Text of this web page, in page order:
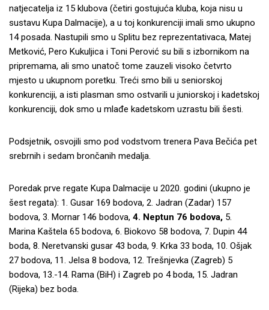
natjecatelja iz 15 klubova (četiri gostujuća kluba, koja nisu u
sustavu Kupa Dalmacije), a u toj konkurenciji imali smo ukupno
14 posada. Nastupili smo u Splitu bez reprezentativaca, Matej
Metković, Pero Kukuljica i Toni Perović su bili s izbornikom na
pripremama, ali smo unatoč tome zauzeli visoko četvrto
mjesto u ukupnom poretku. Treći smo bili u seniorskoj
konkurenciji, a isti plasman smo ostvarili u juniorskoj i kadetskoj
konkurenciji, dok smo u mlađe kadetskom uzrastu bili šesti.
Podsjetnik, osvojili smo pod vodstvom trenera Pava Bečića pet
srebrnih i sedam brončanih medalja.
Poredak prve regate Kupa Dalmacije u 2020. godini (ukupno je
šest regata): 1. Gusar 169 bodova, 2. Jadran (Zadar) 157
bodova, 3. Mornar 146 bodova, 4. Neptun 76 bodova, 5.
Marina Kaštela 65 bodova, 6. Biokovo 58 bodova, 7. Dupin 44
boda, 8. Neretvanski gusar 43 boda, 9. Krka 33 boda, 10. Ošjak
27 bodova, 11. Jelsa 8 bodova, 12. Trešnjevka (Zagreb) 5
bodova, 13.-14. Rama (BiH) i Zagreb po 4 boda, 15. Jadran
(Rijeka) bez boda.